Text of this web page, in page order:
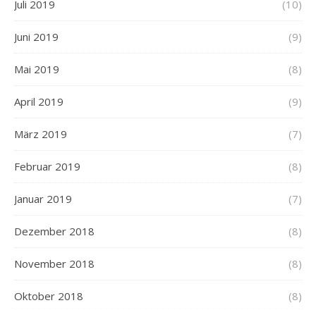
Juli 2019 (10)
Juni 2019 (9)
Mai 2019 (8)
April 2019 (9)
März 2019 (7)
Februar 2019 (8)
Januar 2019 (7)
Dezember 2018 (8)
November 2018 (8)
Oktober 2018 (8)